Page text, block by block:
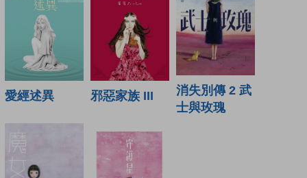
愛經述異 邪惡家族 III
消失別傳 2 武
士與玫瑰